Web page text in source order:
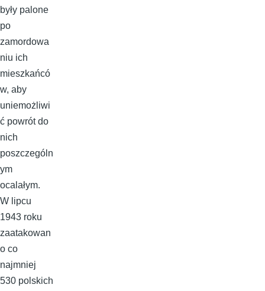
były palone
po
zamordowa
niu ich
mieszkańcó
w, aby
uniemożliwi
ć powrót do
nich
poszczególn
ym
ocalałym.
W lipcu
1943 roku
zaatakowan
o co
najmniej
530 polskich